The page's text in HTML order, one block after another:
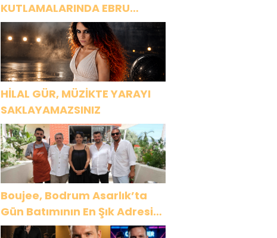
KUTLAMALARINDA EBRU
YAŞAR RÜZGARI ESECEK!
HİLAL GÜR, MÜZİKTE YARAYI
SAKLAYAMAZSINIZ
Boujee, Bodrum Asarlık’ta
Gün Batımının En Şık Adresi
Oldu